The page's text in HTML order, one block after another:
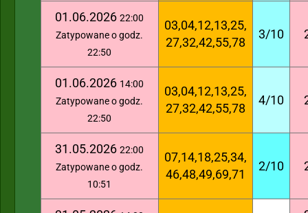
01.06.2026 22:00
Zatypowane o godz.
22:50
03,04,12,13,25,
27,32,42,55,78
3/10
01.06.2026 14:00
Zatypowane o godz.
22:50
03,04,12,13,25,
27,32,42,55,78
4/10
31.05.2026 22:00
Zatypowane o godz.
10:51
07,14,18,25,34,
46,48,49,69,71
2/10